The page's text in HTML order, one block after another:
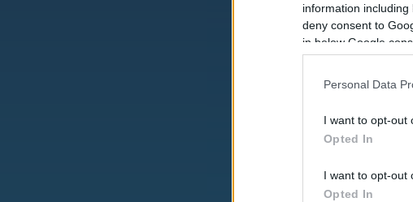
information
deny consent to
in below Google
Personal Data
I want to opt-out
Opted In
I want to opt-out
Opted In